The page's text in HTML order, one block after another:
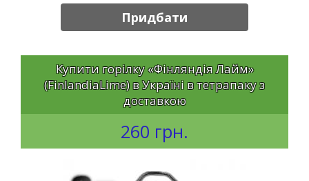
Придбати
Купити горілку «Фінляндія Лайм»
(FinlandiaLime) в Україні в тетрапаку з
доставкою
260 грн.